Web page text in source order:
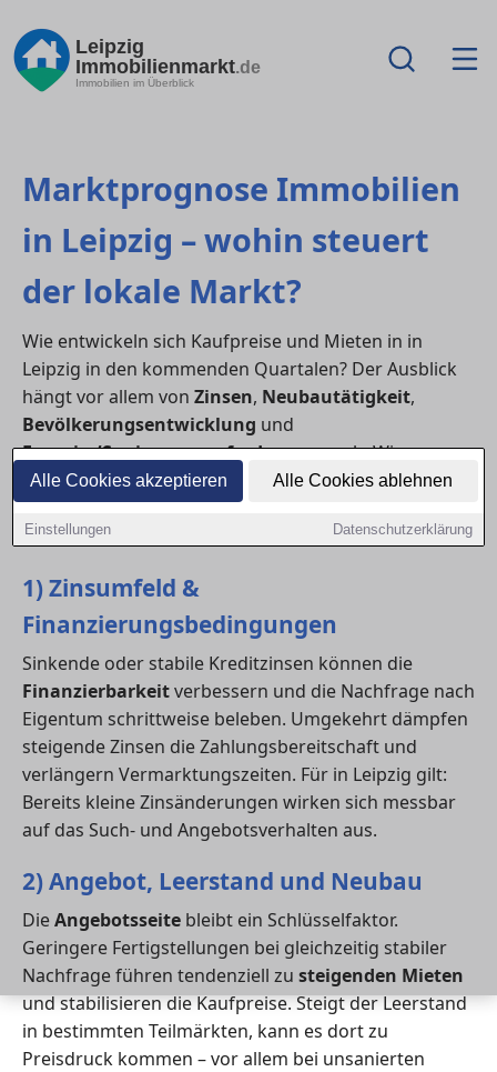
Alle Cookies akzeptieren Alle Cookies ablehnen
Einstellungen Datenschutzerklärung
Leipzig
Immobilienmarkt.de
Immobilien im Überblick
Marktprognose Immobilien
in Leipzig – wohin steuert
der lokale Markt?
Wie entwickeln sich Kaufpreise und Mieten in in
Leipzig in den kommenden Quartalen? Der Ausblick
hängt vor allem von Zinsen, Neubautätigkeit,
Bevölkerungsentwicklung und
Energie-/Sanierungsanforderungenab. Wir
skizzieren die wichtigsten Treiber und mögliche
Szenarien – und leiten Handlungsempfehlungen für
verschiedene Zielgruppen ab.
1) Zinsumfeld &
Finanzierungsbedingungen
Sinkende oder stabile Kreditzinsen können die
Finanzierbarkeitverbessern und die Nachfrage nach
Eigentum schrittweise beleben. Umgekehrt dämpfen
steigende Zinsen die Zahlungsbereitschaft und
verlängern Vermarktungszeiten. Für in Leipzig gilt:
Bereits kleine Zinsänderungen wirken sich messbar
auf das Such- und Angebotsverhalten aus.
2) Angebot, Leerstand und Neubau
DieAngebotsseite bleibt ein Schlüsselfaktor.
Geringere Fertigstellungen bei gleichzeitig stabiler
Nachfrage führen tendenziell zu steigenden Mieten
und stabilisieren die Kaufpreise. Steigt der Leerstand
in bestimmten Teilmärkten, kann es dort zu
Preisdruck kommen – vor allem bei unsanierten